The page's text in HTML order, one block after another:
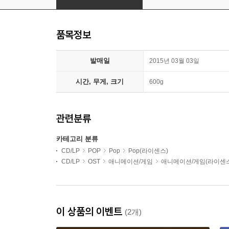
품목정보
발매일 2015년 03월 03일
시간, 무게, 크기 600g
관련분류
카테고리 분류
CD/LP POP Pop
Pop(라이센스)
CD/LP
OST 애니메이션/게임 애니메이션/게임(라이센
이 상품의 이벤트 (2개)